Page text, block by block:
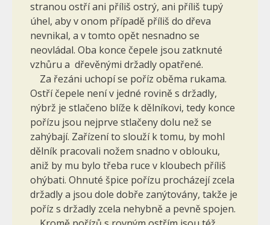
stranou ostří ani příliš ostrý, ani příliš tupý
úhel, aby v onom případě příliš do dřeva
nevnikal, a v tomto opět nesnadno se
neovládal. Oba konce čepele jsou zatknuté
vzhůru a dřevěnými držadly opatřené.
Za řezáni uchopí se poříz oběma rukama.
Ostří čepele není v jedné rovině s držadly,
nýbrž je stlačeno blíže k dělníkovi, tedy konce
pořízu jsou nejprve stlačeny dolu než se
zahýbají. Zařízení to slouží k tomu, by mohl
dělník pracovali nožem snadno v oblouku,
aniž by mu bylo třeba ruce v kloubech příliš
ohýbati. Ohnuté špice pořízu procházejí zcela
držadly a jsou dole dobře zanýtovány, takže je
poříz s držadly zcela nehybně a pevně spojen.